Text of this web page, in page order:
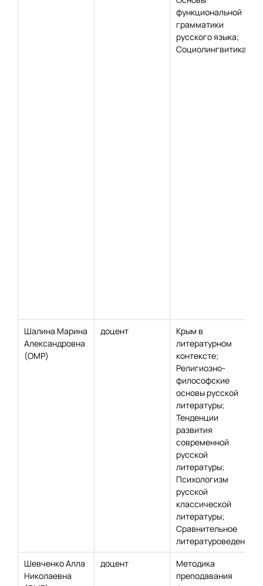
функциональной
грамматики
русского языка;
Социолингвитика
Шалина Марина
Александровна
(ОМР)
доцент
Крым в
литературном
контексте;
Религиозно-
философские
основы русской
литературы;
Тенденции
развития
современной
русской
литературы;
Психологизм
русской
классической
литературы;
Сравнительное
литературоведение
Шевченко Алла
Николаевна
доцент
Методика
преподавания